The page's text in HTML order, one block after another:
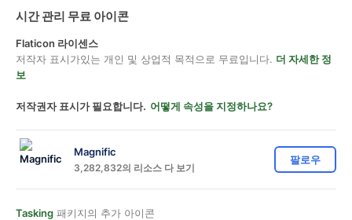
시간 관리 무료 아이콘
Flaticon 라이센스
저작자 표시가있는 개인 및 상업적 목적으로 무료입니다. 더 자세한 정
보
저작권자 표시가 필요합니다. 어떻게 속성을 지정하나요?
Magnific
3,282,832의 리소스 다 보기
팔로우
Tasking 패키지의 추가 아이콘